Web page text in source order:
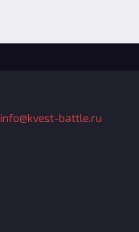
info@kvest-battle.ru